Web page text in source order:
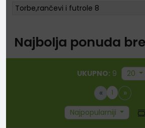
Torbe,rančevi i futrole 8
Najbolja ponuda
UKUPNO: 9 20
« 1 »
Najpopularniji